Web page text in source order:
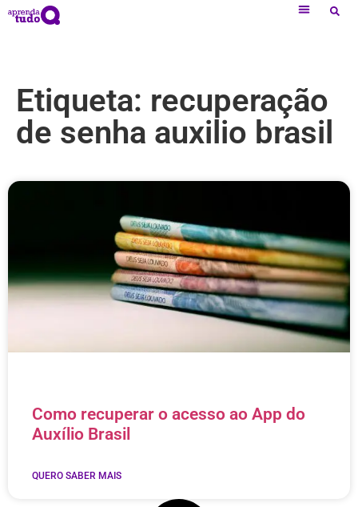
Etiqueta: recuperação
de senha auxilio brasil
Como recuperar o acesso ao App do
Auxílio Brasil
QUERO SABER MAIS